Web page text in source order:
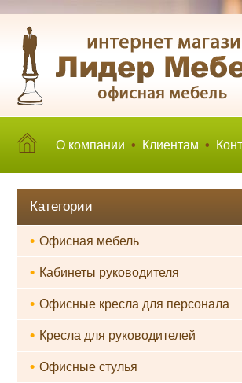
О компании • Клиентам •
Категории
• Офисная мебель
• Кабинеты руководителя
• Офисные кресла для персонала
• Кресла для руководителей
• Офисные стулья